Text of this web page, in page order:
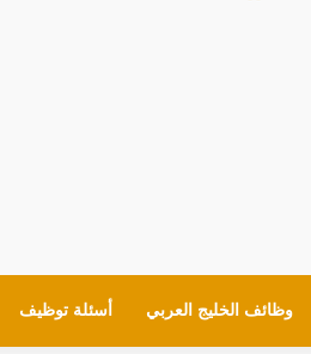
وظائف الخليج العربي أسئلة توظيف